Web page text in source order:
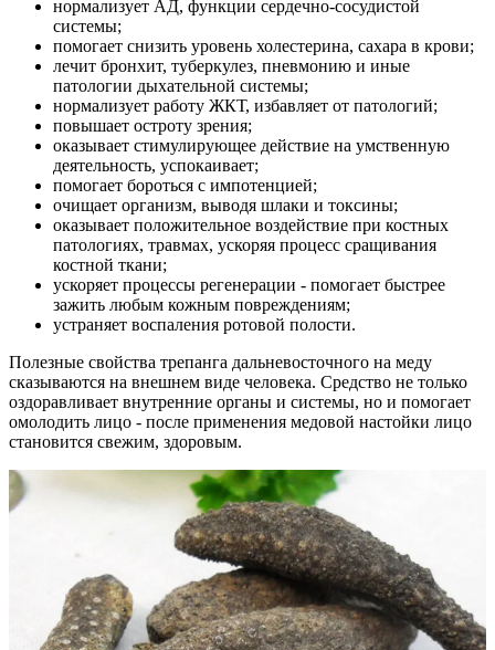
нормализует АД, функции сердечно-сосудистой
системы;
помогает снизить уровень холестерина, сахара в крови;
лечит бронхит, туберкулез, пневмонию и иные
патологии дыхательной системы;
нормализует работу ЖКТ, избавляет от патологий;
повышает остроту зрения;
оказывает стимулирующее действие на умственную
деятельность, успокаивает;
помогает бороться с импотенцией;
очищает организм, выводя шлаки и токсины;
оказывает положительное воздействие при костных
патологиях, травмах, ускоряя процесс сращивания
костной ткани;
ускоряет процессы регенерации - помогает быстрее
зажить любым кожным повреждениям;
устраняет воспаления ротовой полости.
Полезные свойства трепанга дальневосточного на меду
сказываются на внешнем виде человека. Средство не только
оздоравливает внутренние органы и системы, но и помогает
омолодить лицо - после применения медовой настойки лицо
становится свежим, здоровым.